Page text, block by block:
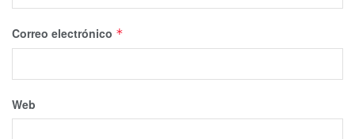
Correo electrónico *
Web